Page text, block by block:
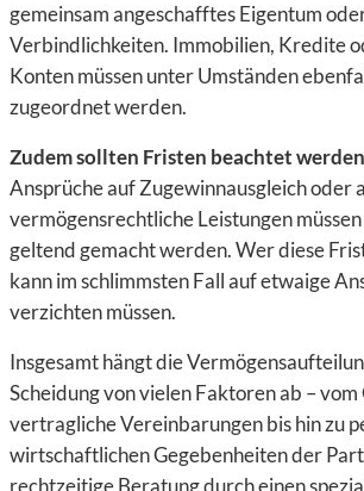
gemeinsam angeschafftes Eigentum
Verbindlichkeiten. Immobilien, Kredite
Konten müssen unter Umständen
zugeordnet werden.
Zudem sollten Fristen beachtet
Ansprüche auf Zugewinnausgleich oder
vermögensrechtliche Leistungen
geltend gemacht werden. Wer diese
kann im schlimmsten Fall auf etwaige
verzichten müssen.
Insgesamt hängt die
Scheidung von vielen Faktoren ab –
vertragliche Vereinbarungen bis hin zu
wirtschaftlichen Gegebenheiten der
rechtzeitige Beratung durch einen